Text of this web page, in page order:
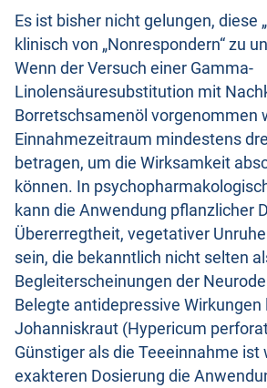
Es ist bisher nicht gelungen, diese
klinisch von „Nonrespondern“ zu
Wenn der Versuch einer Gamma-
Linolensäuresubstitution mit
Borretschsamenöl vorgenommen
Einnahmezeitraum mindestens
betragen, um die Wirksamkeit
können. In
kann die Anwendung pflanzlicher
Übererregtheit, vegetativer
sein, die bekanntlich nicht selten
Begleiterscheinungen der
Belegte antidepressive Wirkungen
Johanniskraut (Hypericum
Günstiger als die Teeeinnahme ist
exakteren Dosierung die